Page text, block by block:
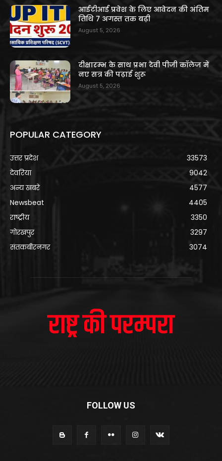
आईटीआई प्रवेश के लिए आवेदन की अंतिम
तिथि 7 अगस्त तक बढ़ी
August 5, 2026
दीक्षारम्भ के साथ प्रभा देवी पीजी कॉलेज में
नए सत्र की पढ़ाई शुरू
August 5, 2026
POPULAR CATEGORY
उत्तर प्रदेश
33573
देवरिया
9042
अन्य खबरे
4577
Newsbeat
4405
राष्ट्रीय
3350
गोरखपुर
3297
संतकबीरनगर
3074
FOLLOW US